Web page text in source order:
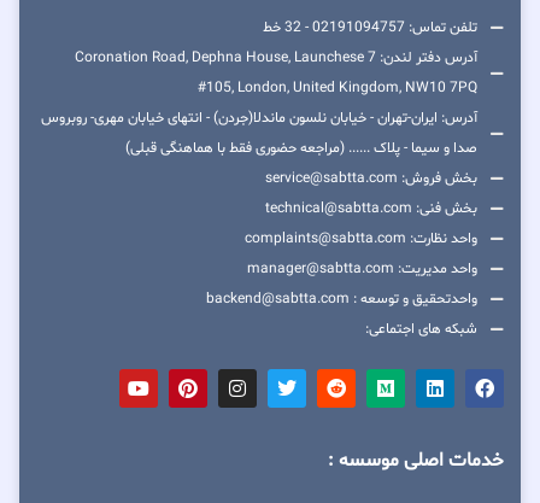
تلفن تماس: 02191094757 - 32 خط
آدرس دفتر لندن: 7 Coronation Road, Dephna House, Launchese
#105, London, United Kingdom, NW10 7PQ
آدرس: ایران-تهران - خیابان نلسون ماندلا(جردن) - انتهای خیابان مهری- روبروس
صدا و سیما - پلاک ...... (مراجعه حضوری فقط با هماهنگی قبلی)
بخش فروش: service@sabtta.com
بخش فنی: technical@sabtta.com
واحد نظارت: complaints@sabtta.com
واحد مدیریت: manager@sabtta.com
واحدتحقیق و توسعه : backend@sabtta.com
شبکه های اجتماعی:
خدمات اصلی موسسه :